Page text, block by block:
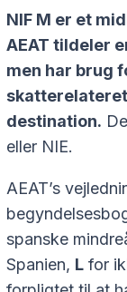
NIF M er et
AEAT tildeler
men har brug
skatterelateret
destination.
eller NIE.
AEAT’s
spanske
Spanien, L for